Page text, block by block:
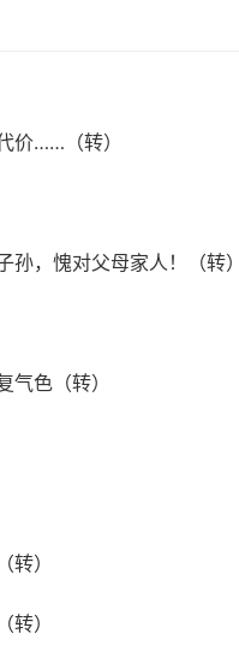
价……（转）
，愧对父母家人！（转）
气色（转）
）
）